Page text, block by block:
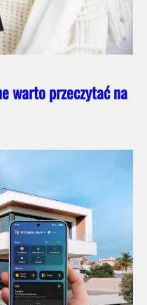
warto przeczytać na